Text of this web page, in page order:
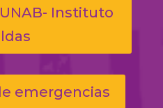
Instituto
emergencias